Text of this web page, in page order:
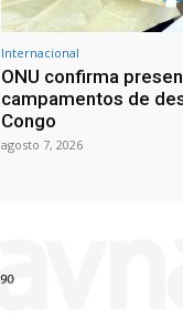
Internacional
ONU confirma
campamentos de
Congo
agosto 7, 2026